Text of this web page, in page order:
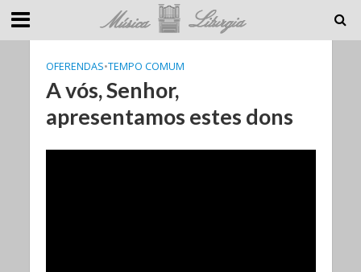
OFERENDAS•TEMPO COMUM
A vós, Senhor,
apresentamos estes dons